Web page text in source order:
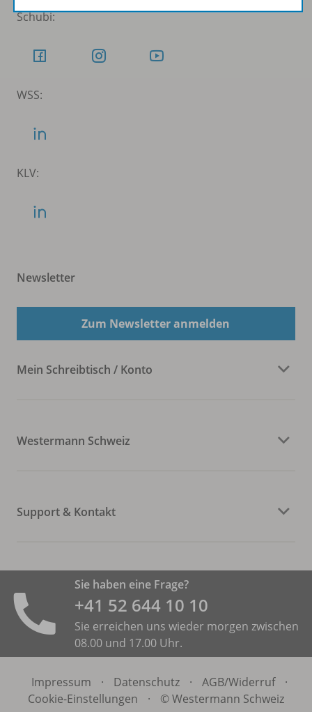
Schubi:
WSS:
KLV:
Newsletter
Zum Newsletter anmelden
Mein Schreibtisch / Konto
Westermann Schweiz
Support & Kontakt
Sie haben eine Frage?
+41 52 644 10 10
Sie erreichen uns wieder morgen zwischen
08.00 und 17.00 Uhr.
Impressum · Datenschutz · AGB/Widerruf
·
Cookie-Einstellungen
· © Westermann Schweiz